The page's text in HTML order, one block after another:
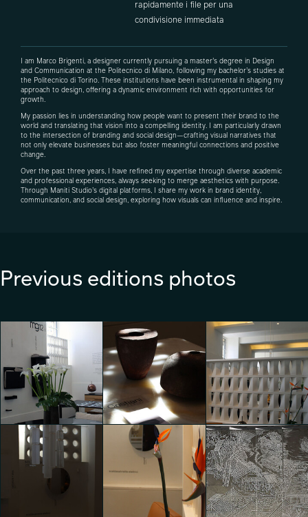
rapidamente i file per una
condivisione immediata
I am Marco Brigenti, a designer currently pursuing a master’s degree in Design
and Communication at the Politecnico di Milano, following my bachelor’s studies at
the Politecnico di Torino. These institutions have been instrumental in shaping my
approach to design, offering a dynamic environment rich with opportunities for
growth.
My passion lies in understanding how people want to present their brand to the
world and translating that vision into a compelling identity. I am particularly drawn
to the intersection of branding and social design—crafting visual narratives that
not only elevate businesses but also foster meaningful connections and positive
change.
Over the past three years, I have refined my expertise through diverse academic
and professional experiences, always seeking to merge aesthetics with purpose.
Through Maniti Studio’s digital platforms, I share my work in brand identity,
communication, and social design, exploring how visuals can influence and inspire.
Previous editions photos
mg12 : NEW DESIGN -
NEW OBJECTS
Marco Brigenti
mg12 : NEW DESIGN -
NEW OBJECTS
Marco Brigenti